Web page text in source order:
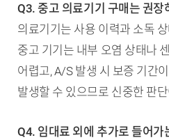
Q3. 중고 의료기기 구매는 권장
의료기기는 사용 이력과 소독
중고 기기는 내부 오염 상태나
어렵고, A/S 발생 시 보증 기간
발생할 수 있으므로 신중한 판
Q4. 임대료 외에 추가로 들어가